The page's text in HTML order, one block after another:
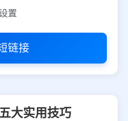
置
链接
大实用技巧